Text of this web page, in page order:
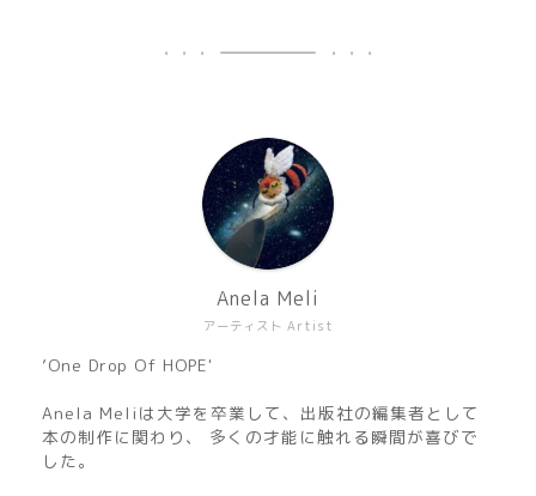
アーティスト Artist
Anela Meli
’One Drop Of HOPE'
Anela Meliは大学を卒業して、出版社の編集者として
本の制作に関わり、 多くの才能に触れる瞬間が喜びで
した。